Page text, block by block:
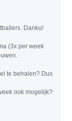
Danku!
(3x per week
te behalen? Dus
ook mogelijk?